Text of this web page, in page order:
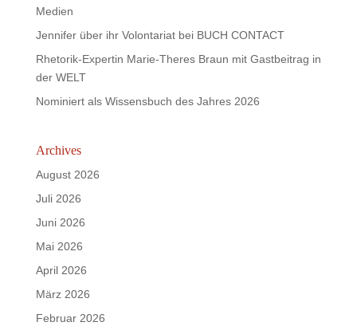
Medien
Jennifer über ihr Volontariat bei BUCH CONTACT
Rhetorik-Expertin Marie-Theres Braun mit Gastbeitrag in
der WELT
Nominiert als Wissensbuch des Jahres 2026
Archives
August 2026
Juli 2026
Juni 2026
Mai 2026
April 2026
März 2026
Februar 2026